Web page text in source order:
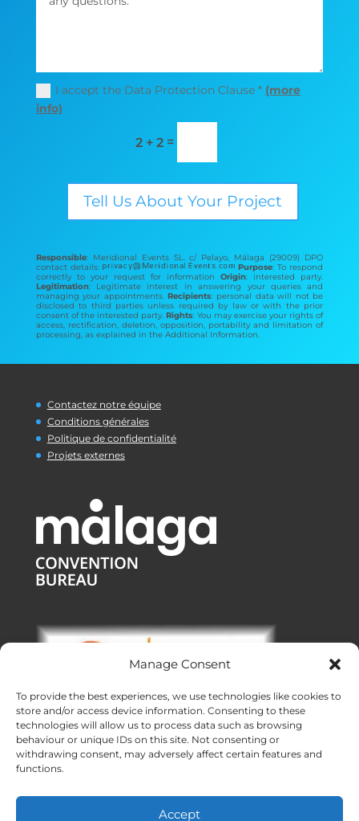
Manage Consent
To provide the best experiences, we use technologies like cookies to
store and/or access device information. Consenting to these
technologies will allow us to process data such as browsing
behaviour or unique IDs on this site. Not consenting or
withdrawing consent, may adversely affect certain features and
functions.
Accept
I accept the Data Protection Clause * (more
info)
2 + 2 =
Tell Us About Your Project
Responsible: Meridional Events SL. c/ Pelayo, Málaga (29009) DPO
contact details:
Purpose: To respond
correctly to your request for informationOrigin: interested party.
Legitimation: Legitimate interest in answering your queries and
managing your appointments.Recipients: personal data will not be
disclosed to third parties unless required by law or with the prior
consent of the interested party.Rights: You may exercise your rights of
access, rectification, deletion, opposition, portability and limitation of
processing, as explained in the Additional Information.
Contactez notre équipe
Conditions générales
Politique de confidentialité
Projets externes
Créé avec ❤ en Andalousie